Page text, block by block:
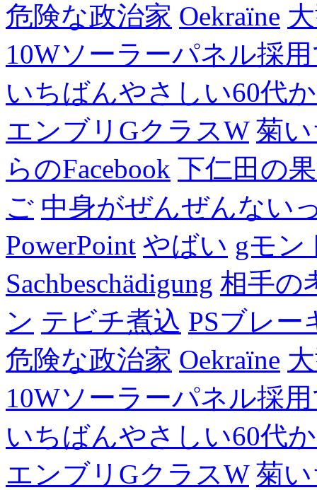
危険な政治家 Oekraïne
10Wソーラーパネル採
いちばんやさしい60代
エンブリGクラスW 菊
らのFacebook 下仁田の
ご 中身がぜんぜんない
PowerPoint やばい gモン
Sachbeschädigung 相手の
ン テビチ煮込 PSブレー
危険な政治家 Oekraïne
10Wソーラーパネル採
いちばんやさしい60代
エンブリGクラスW 菊